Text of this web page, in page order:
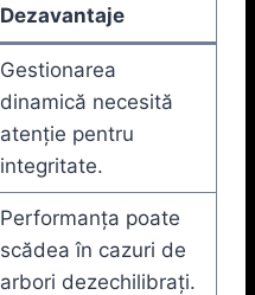
Dezavantaje
Gestionarea
dinamică necesită
atenție pentru
integritate.
Performanța poate
scădea în cazuri de
arbori dezechilibrați.